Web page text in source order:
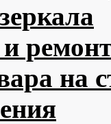
и
на